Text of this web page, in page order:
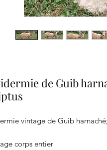
de Guib
vintage de Guib
corps entier